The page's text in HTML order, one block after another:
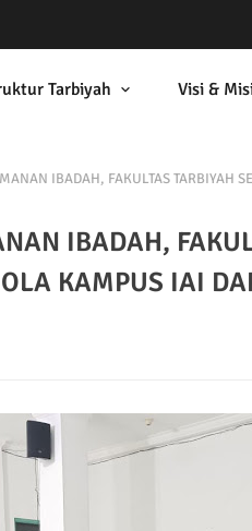
Tarbiyah Visi &
IBADAH, FAKULTAS TARBIYAH
IBADAH,
KAMPUS IAI